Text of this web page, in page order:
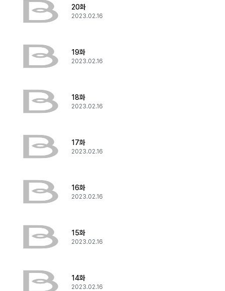
20화
2023.02.16
19화
2023.02.16
18화
2023.02.16
17화
2023.02.16
16화
2023.02.16
15화
2023.02.16
14화
2023.02.16